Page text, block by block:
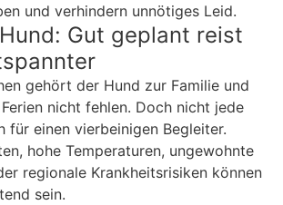
und verhindern unnötiges Leid.
Gut geplant reist
gehört der Hund zur Familie und
nicht fehlen. Doch nicht jede
für einen vierbeinigen Begleiter.
hohe Temperaturen, ungewohnte
regionale Krankheitsrisiken können
sein.